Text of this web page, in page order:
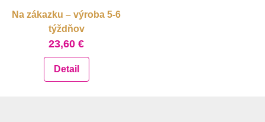
Na zákazku – výroba 5-6
týždňov
23,60 €
Detail